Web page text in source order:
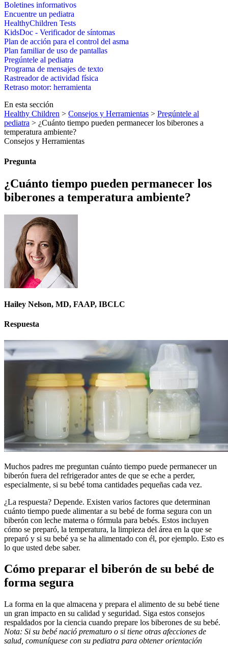
Boletines informativos
Encuentre un pediatra
HealthyChildren Tests
KidsDoc - Verificador de síntomas
Plan de acción para el control del asma
Plan familiar de uso de pantallas
Pregúntele al pediatra
Programa de mensajes de texto
Rastre​​ador de activida​d física
Retraso motor: herramienta
En esta sección
Healthy Children > Consejos y Herramientas > Pregúntele al
pediatra > ¿Cuánto tiempo pueden permanecer los biberones a
temperatura ambiente?
Consejos y Herramientas
Pregunta
¿Cuánto tiempo pueden permanecer los
biberones a temperatura ambiente?
Hailey Nelson, MD, FAAP, IBCLC
Respuesta
​​Muchos padres me preguntan cuánto tiempo puede permanecer un
biberón fuera del refrigerador antes de que se eche a perder,
especialmente, si su bebé toma cantidades pequeñas cada vez.
¿La respuesta? Depende. Existen varios factores que determinan
cuánto tiempo puede alimentar a su bebé de forma segura con un
biberón con leche materna o fórmula para bebés. Estos incluyen
cómo se preparó, la temperatura, la limpieza del área en la que se
preparó y si su bebé ya se ha alimentado con él, por ejemplo. Esto es
lo que usted debe saber.
Cómo preparar el biberón de su bebé de
forma segura
La forma en la que almacena y prepara el alimento de su bebé tiene
un gran impacto en su calidad y seguridad. Siga estos consejos
respaldados por la ciencia cuando prepare los biberones de su bebé.
Nota: Si su bebé nació prematuro o si tiene otras afecciones de
salud, comuníquese con su pediatra para obtener orientación